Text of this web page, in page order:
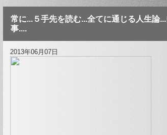
常に...５手先を読む...全てに通じる人生
事....
2013年06月07日